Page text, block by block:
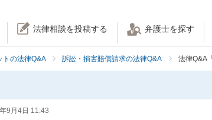
法律相談を投稿する 弁護士を探す
トの法律Q&A 訴訟・損害賠償請求の法律Q&A 法律Q&A
9月4日 11:43